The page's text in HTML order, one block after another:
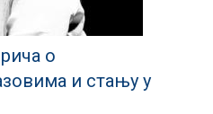
о
и стању у